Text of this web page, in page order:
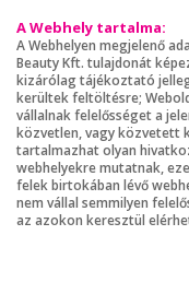
A Webhely tartalma:
A Webhelyen megjelenő
Beauty Kft. tulajdonát
kizárólag tájékoztató
kerültek feltöltésre;
vállalnak felelősséget a
közvetlen, vagy közvetett
tartalmazhat olyan
webhelyekre mutatnak,
felek birtokában lévő
nem vállal semmilyen
az azokon keresztül